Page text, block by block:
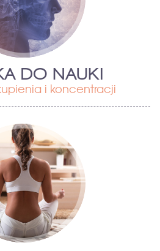
DO NAUKI
i koncentracji